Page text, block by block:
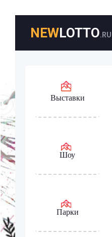
NEWLOTTO.RU
Выставки
Шоу
Парки